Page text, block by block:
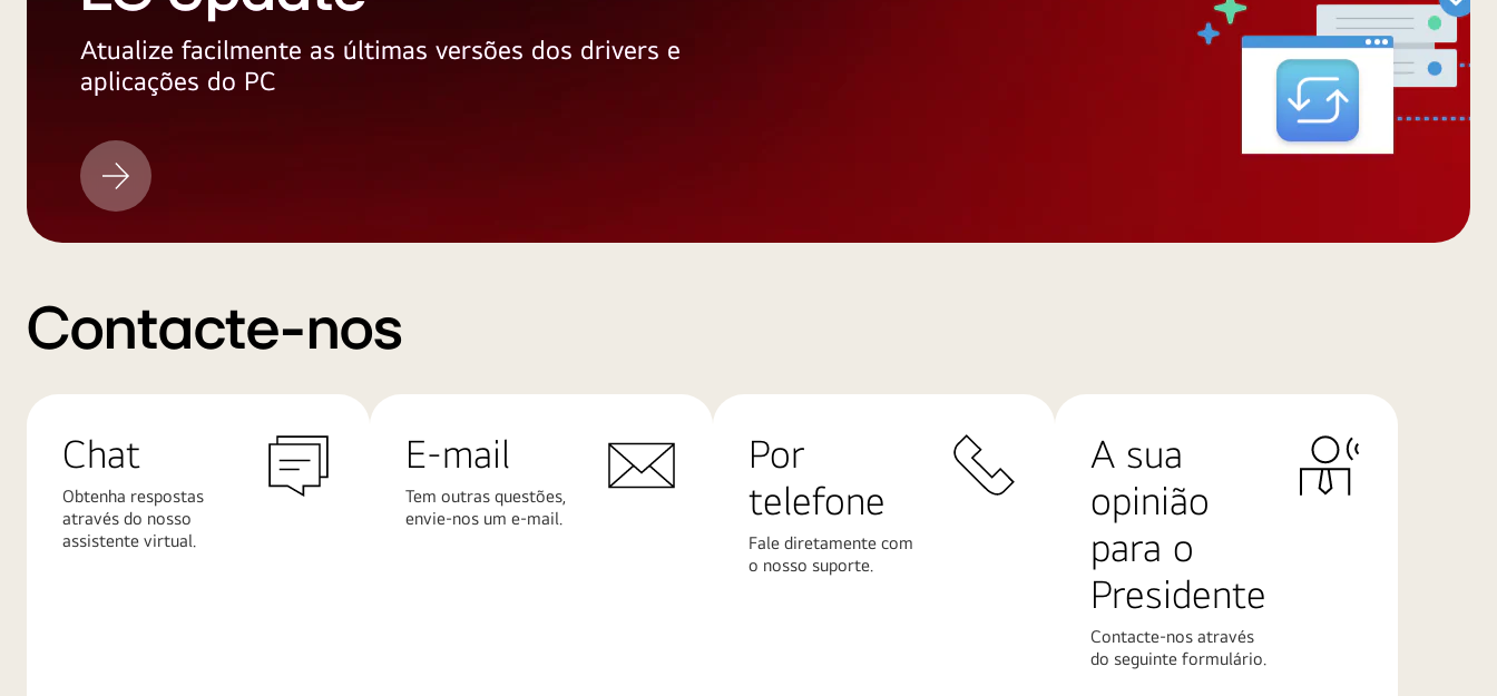
Atualize facilmente as últimas versões dos drivers e
aplicações do PC
LG
Update
Contacte-nos
Chat
Obtenha respostas
através do nosso
assistente virtual.
E-mail
Tem outras questões,
envie-nos um e-mail.
Por
telefone
Fale diretamente com
o nosso suporte.
A sua
opinião
para o
Presidente
Contacte-nos através
do seguinte formulário.